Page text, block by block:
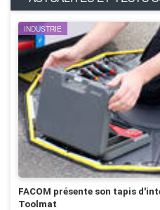
INDUSTRIE
FACOM présente son tapis
Toolmat